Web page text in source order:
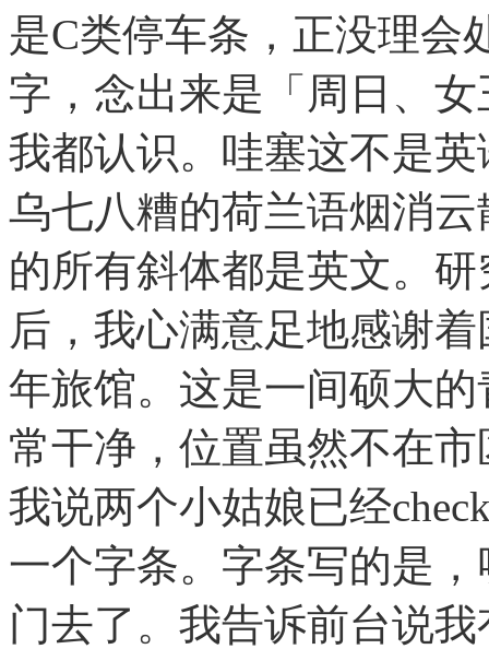
是C类停车条，正没理会
字，念出来是「周日、
我都认识。哇塞这不是
乌七八糟的荷兰语烟消
的所有斜体都是英文。
后，我心满意足地感谢
年旅馆。这是一间硕大
常干净，位置虽然不在
我说两个小姑娘已经
一个字条。字条写的是
门去了。我告诉前台说